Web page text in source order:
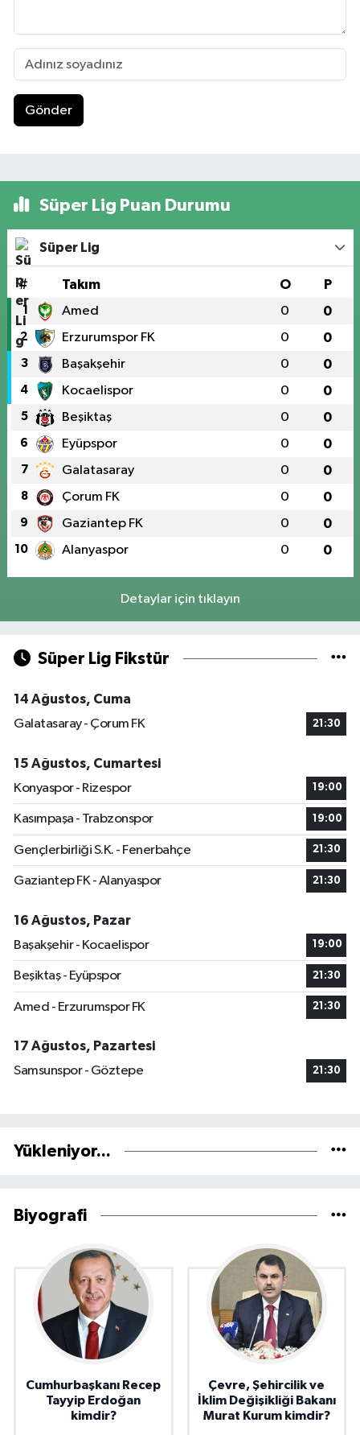
Gönder
Süper Lig Puan Durumu
Süper Lig
# Takım O P
1 Amed 0 0
2 Erzurumspor FK 0 0
3 Başakşehir 0 0
4 Kocaelispor 0 0
5 Beşiktaş 0 0
6 Eyüpspor 0 0
7 Galatasaray 0 0
8 Çorum FK 0 0
9 Gaziantep FK 0 0
10 Alanyaspor 0 0
Detaylar için tıklayın
Süper Lig Fikstür
14 Ağustos, Cuma
Galatasaray - Çorum FK
21:30
15 Ağustos, Cumartesi
Konyaspor - Rizespor
19:00
Kasımpaşa - Trabzonspor 19:00
Gençlerbirliği S.K. - Fenerbahçe 21:30
Gaziantep FK - Alanyaspor 21:30
16 Ağustos, Pazar
Başakşehir - Kocaelispor
19:00
Beşiktaş - Eyüpspor 21:30
Amed - Erzurumspor FK 21:30
17 Ağustos, Pazartesi
Samsunspor - Göztepe
21:30
Yükleniyor...
Biyografi
Cumhurbaşkanı Recep
Tayyip Erdoğan
kimdir?
Çevre, Şehircilik ve
İklim Değişikliği Bakanı
Murat Kurum kimdir?